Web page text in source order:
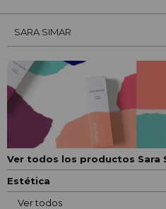
SARA SIMAR
Ver todos los productos Sara
Estética
Ver todos